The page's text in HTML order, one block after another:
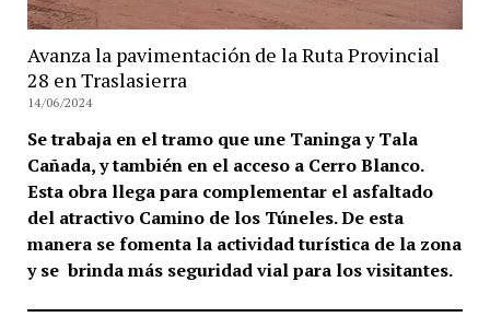
Avanza la pavimentación de la Ruta Provincial
28 en Traslasierra
14/06/2024
Se trabaja en el tramo que une Taninga y Tala
Cañada, y también en el acceso a Cerro Blanco.
Esta obra llega para complementar el asfaltado
del atractivo Camino de los Túneles. De esta
manera se fomenta la actividad turística de la zona
y se brinda más seguridad vial para los visitantes.